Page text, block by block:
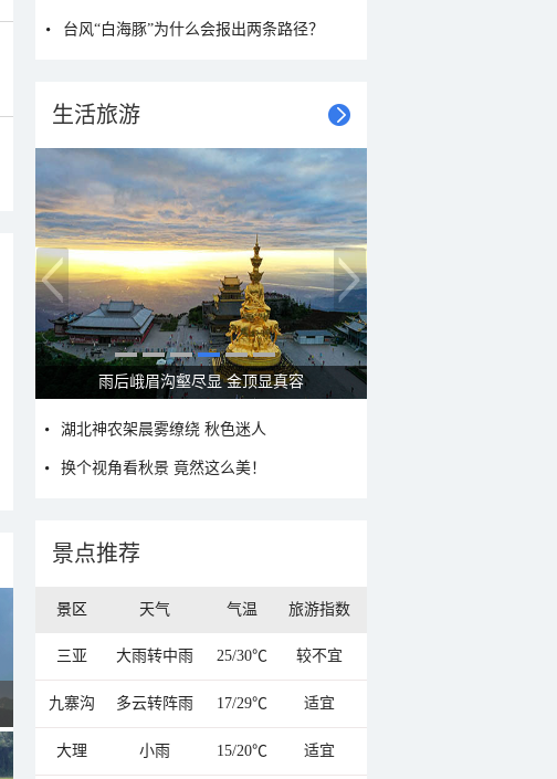
台风“白海豚”为什么会报出两条路径？
生活旅游
雨后峨眉沟壑尽显 金顶显真容
湖北神农架晨雾缭绕 秋色迷人
换个视角看秋景 竟然这么美！
景点推荐
景区 天气 气温 旅游指数
三亚 大雨转中雨 25/30℃ 较不宜
九寨沟 多云转阵雨 17/29℃ 适宜
大理 小雨 15/20℃ 适宜